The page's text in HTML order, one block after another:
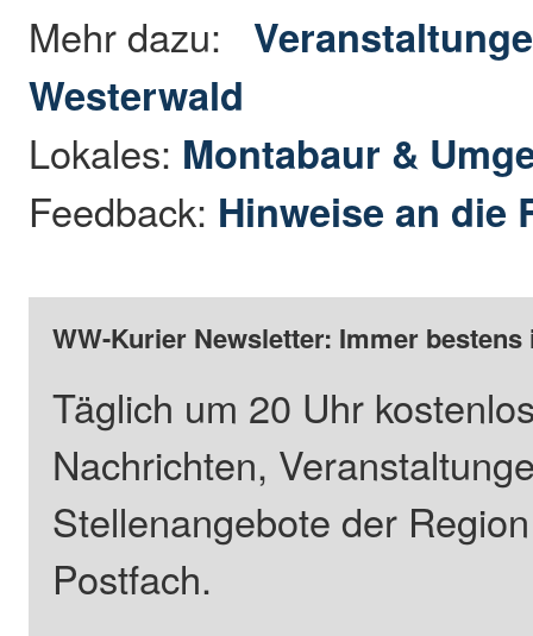
Mehr dazu:
Westerwald
Lokales: Montabaur &
Feedback: Hinweise an die
WW-Kurier Newsletter: Immer
Täglich um 20 Uhr
Nachrichten,
Stellenangebote der
Postfach.